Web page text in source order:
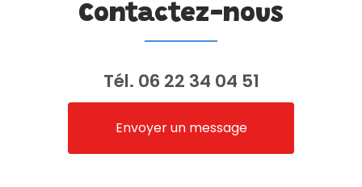
Contactez-nous
Tél. 06 22 34 04 51
Envoyer un message